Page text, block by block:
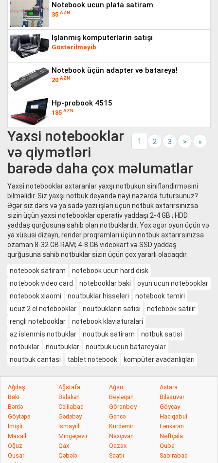
notebook ucun plata satiram
35 AZN
i̇şlənmiş komputerlərin satışı
Göstərilməyib
notebook üçün adapter və batareya!
20 AZN
hp-probook 4515
185 AZN
1 2 3 > »
Yaxsi notebooklar
və qiymətləri
barədə daha çox məlumatlar
Yaxsi notebooklar axtaranlar yaxşı notbukun sinifləndirməsini
bilməlidir. Siz yaxşı notbuk deyəndə nəyi nəzərdə tutursunuz?
Əgər siz dərs və ya sadə yazı işləri üçün notbuk axtarırsınızsa
sizin üçün yaxsi notebooklar operativ yaddaşı 2-4 GB ; HDD
yaddaş qurğusuna sahib olan notbuklardır. Yox əgər oyun üçün və
ya xüsusi dizayn, render proqramları üçün notbuk axtarırsınızsa
ozaman 8-32 GB RAM; 4-8 GB videokart və SSD yaddaş
qurğusuna sahib notbuklar sizin üçün çox yararlı olacaqdır.
notebook satiram
notebook ucun hard disk
notebook video card
notebooklar baki
oyun ucun notebooklar
notebook xiaomi
noutbuklar hisseleri
notebook temiri
ucuz 2 el notebooklar
noutbuklarin satisi
notebook satilir
rengli notebooklar
notebook klaviaturalari
az islenmis notbuklar
noutbuk satiram
notbuk satisi
notbuklar
noutbuklar
noutbuk ucun batareyalar
noutbuk cantasi
tablet notebook kompüter avadanlıqları
Ağdaş Ağstafa Ağsu
Astara
Bakı
Balakən Beyləqan
Biləsuvar
Bərdə
Cəlilabad Göranboy
Göyçay
Göytəpə
Gədəbəy Gəncə
Hacıqabul
İmişli
İsmayıllı Kürdəmir
Lənkəran
Masallı
Mingəçevir Naxçıvan
Neftçala
Oğuz
Qax Qazax
Quba
Qusar
Qəbələ Saatlı
Sabirabad